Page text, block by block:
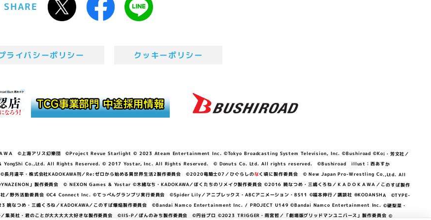
SHARE
ライバシーポリシー クッキーポリシー
ＷＡ ©上海アリス幻樂団 ©Project Revue Starlight © 2023 Ateam Entertainment Inc. ©Tokyo Broadcasting System Television, Inc. ©Bushiroad ©Koi・芳文社／
& YongShi Co.,Ltd. All Rights Reserved. © 2017 Yostar, Inc. All Rights Reserved. © Donuts Co. Ltd. All rights reserved. ©Bushiroad illust：西あすか
平・株式会社KADOKAWA刊／Re:ゼロから始める異世界生活2製作委員会 ©2020竜騎士07／ひぐらしのなく頃に製作委員会 © New Japan Pro-Wrestling Co.,Ltd. All
」製作委員会 © NEXON Games & Yostar ©木緒なち・KADOKAWA／ぼくたちのリメイク製作委員会 ©2016 暁なつめ・三嶋くろね／ＫＡＤＯＫＡＷＡ／このすば製作
野外活動委員会 ©C4 Connect Inc. ©てっぺんグランプリ実行委員会 ©Spider Lily／アニプレックス・ABCアニメーション・BS11 ©福本伸行／講談社 ®KODANSHA ©TYPE-
暁なつめ・三嶋くろね／KADOKAWA／このすば爆焔製作委員会 ©Bandai Namco Entertainment Inc. / PROJECT U149 ©Bandai Namco Entertainment Inc. ©硬梨菜・
集英社・君のことが大大大大大好きな製作委員会 ©IIS-P／ぽんのみち製作委員会 ©円谷プロ ©2023 TRIGGER・雨宮哲／「劇場版グリッドマンユニバース」製作委員会 ©